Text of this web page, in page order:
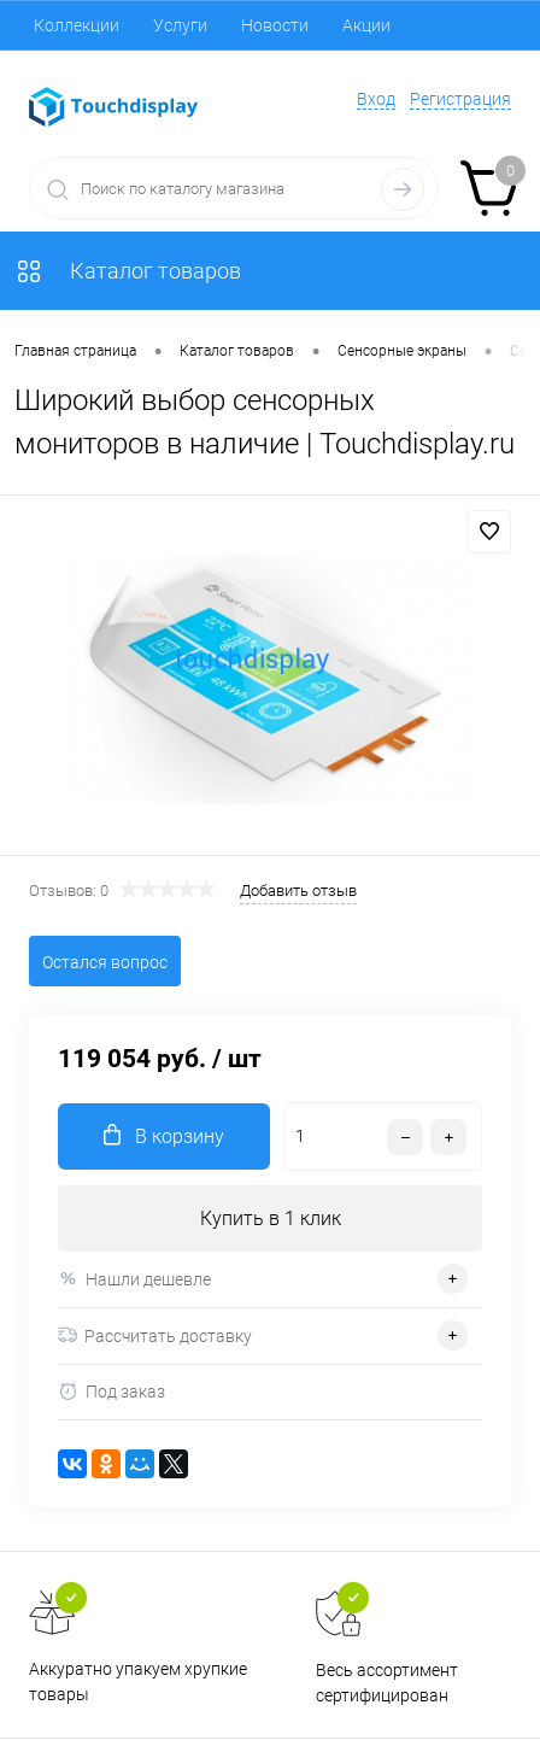
Коллекции Услуги Новости Акции
Вход Регистрация
0
Каталог товаров
Главная страница • Каталог товаров • Сенсорные экраны •
Широкий выбор сенсорных
мониторов в наличие | Touchdisplay.ru
Отзывов: 0 Добавить отзыв
Остался вопрос
119 054 руб. / шт
В корзину
Купить в 1 клик
Нашли дешевле
Рассчитать доставку
Под заказ
Аккуратно упакуем хрупкие
товары
Весь ассортимент
сертифицирован